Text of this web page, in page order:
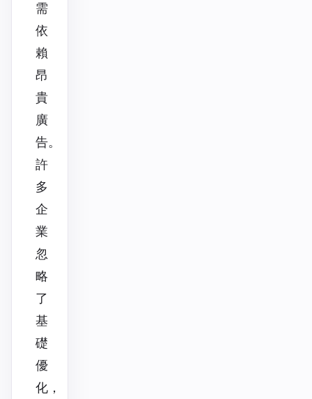
需
依
賴
昂
貴
廣
告。
許
多
企
業
忽
略
了
基
礎
優
化，